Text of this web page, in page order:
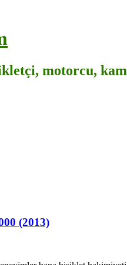
motorcu,
(2013)